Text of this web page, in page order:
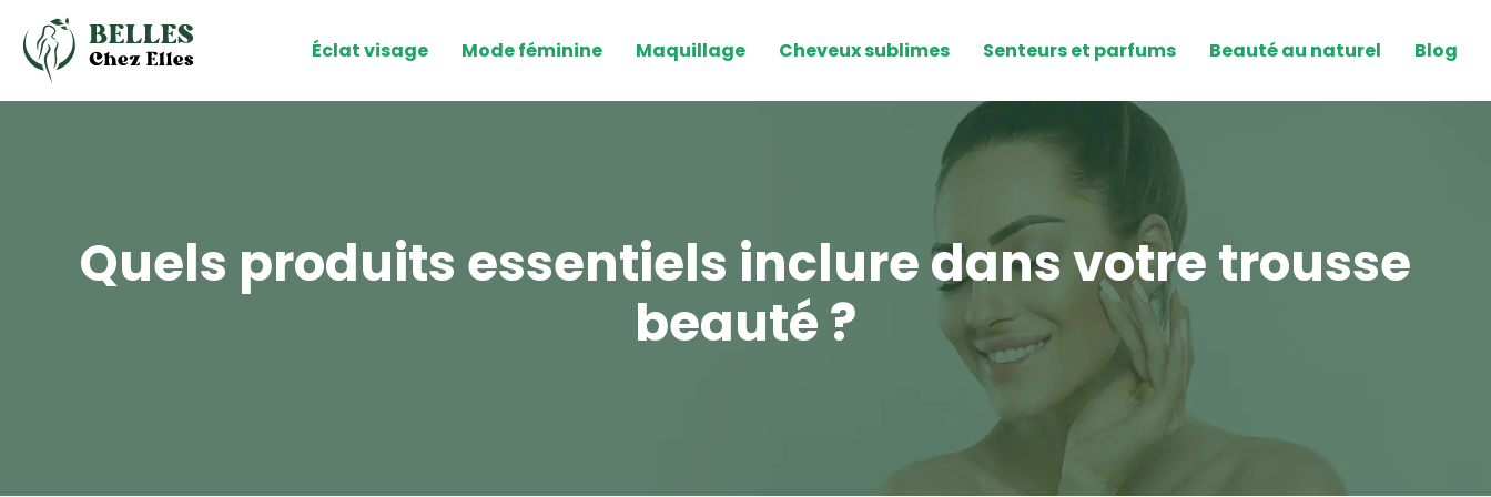
Éclat visage Mode féminine Maquillage Cheveux sublimes Senteurs et parfums Beauté au naturel Blog
Quels produits essentiels inclure dans votre trousse
beauté ?